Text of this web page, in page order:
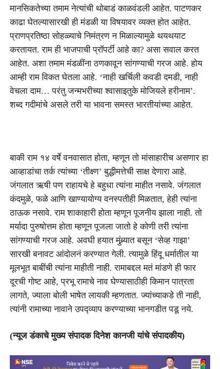
मानसिकतेच्या तमाम नेत्यांची थोबाडं काळवंडली आहेत. पाटणकर
काढा घेतल्यासारखी ही मंडळी या विषयावर व्यक्त होत आहेत.
प्राणप्रतिष्ठा सोहळ्याचे निमंत्रण न मिळाल्यामुळे थयथयाट
करतायत. राम ही भाजपाची प्रॉपर्टी आहे का? असा सवाल करत
आहेत. अशा तमाम मंडळींना ठणकावून सांगण्याची गरज आहे. होय
आम्ही राम विकत घेतला आहे. ‘नाही खर्चिली कवडी दमडी, नाही
वेचला दाम… परंतु जन्मभरीच्या श्वासाइतुके मोजियले हरीनाम’.
शब्द गदीमांचे असले तरी या भावना समस्त भारतीयांच्या आहेत.
बाकी राम १४ वर्षे वनवासात होता, म्हणून तो मांसाहारीच असणार हा
आव्हाडांचा तर्क त्यांच्या ‘तीक्ष्ण’ बुद्धीमत्तेची साक्ष देणारा आहे.
जंगलात ऋषी पण राहायचे हे बहुधा त्यांना माहीत नसावे. जंगलात
कंदमुळे, फळे आणि खाण्यायोग्य वनस्पतीही मिळतात, हेही त्यांना
ठाऊक नसावे. राम शाकाहारी होता म्हणून पूजनीय झाला नाही. तो
मर्यादा पुरुषोत्तम होता म्हणून पूजला जातो हे कोणी तरी त्यांना
सांगण्याची गरज आहे. अवघी हयात मुंब्र्यात बसून ‘सेव्ह गाझा’
सारखी बनावट आंदोलनं करण्यात गेली. त्यामुळे हिंदू धर्मातील या
मूलभूत बाबींची त्यांना माहीती नाही. रामाबद्दल मतं मांडणे ही फार
दूरची गोष्ट आहे, प्रभू रामाचे नाव घेण्यासाठीही किमान पात्रता
लागते, ज्याला बोली भाषेत लायकी म्हणतात. ज्यांच्याकडे ती नाही,
त्यांनी रामाच्या नावाने उपद्व्याप करण्याच्या भानगडीत पडू नये.
(न्यूज डंकाचे मुख्य संपादक दिनेश कानजी यांचे संपादकीय)